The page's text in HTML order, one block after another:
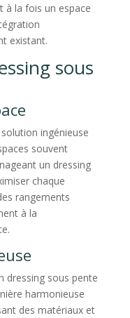
à la fois un espace
existant.
sous
ingénieuse
souvent
un dressing
chaque
rangements
à la
dressing sous pente
harmonieuse
des matériaux et